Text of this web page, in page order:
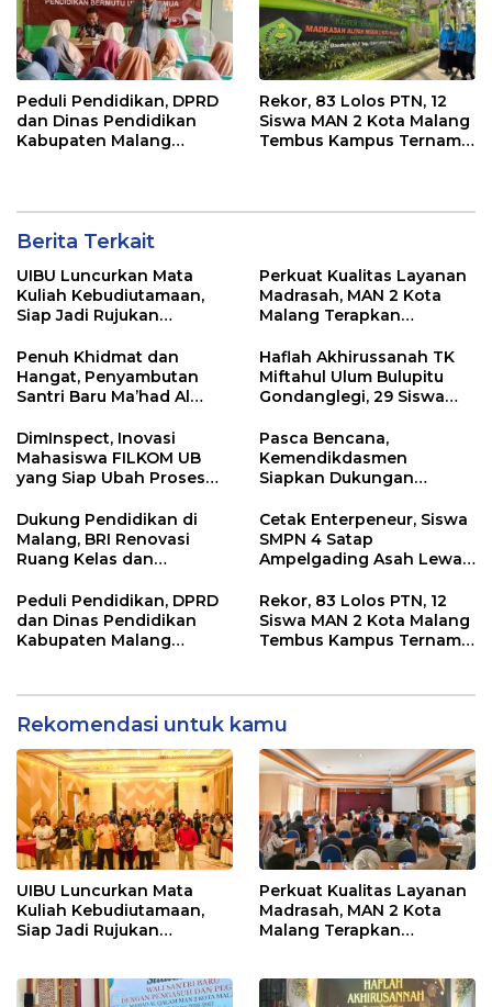
Peduli Pendidikan, DPRD
dan Dinas Pendidikan
Kabupaten Malang
Rekor, 83 Lolos PTN, 12
Siswa MAN 2 Kota Malang
Tembus Kampus Ternama
Berita Terkait
UIBU Luncurkan Mata
Kuliah Kebudiutamaan,
Siap Jadi Rujukan
Indonesia
Perkuat Kualitas Layanan
Madrasah, MAN 2 Kota
Malang Terapkan
Description Tenaga
Kependidikan
Penuh Khidmat dan
Hangat, Penyambutan
Santri Baru Ma’had Al
Tapel 2026/2027
Haflah Akhirussanah TK
Miftahul Ulum Bulupitu
Gondanglegi, 29 Siswa
DimInspect, Inovasi
Mahasiswa FILKOM UB
yang Siap Ubah Proses
Pasca Bencana,
Kemendikdasmen
Siapkan Dukungan
Baru bagi SDN 10 Linge
Dukung Pendidikan di
Malang, BRI Renovasi
Ruang Kelas dan
Bonang
Cetak Enterpeneur, Siswa
SMPN 4 Satap
Ampelgading Asah Lewat
Wirausaha Sejak Dini
Peduli Pendidikan, DPRD
dan Dinas Pendidikan
Kabupaten Malang
POKIR
Rekor, 83 Lolos PTN, 12
Siswa MAN 2 Kota Malang
Tembus Kampus Ternama
Rekomendasi untuk kamu
UIBU Luncurkan Mata
Kuliah Kebudiutamaan,
Siap Jadi Rujukan
Perkuat Kualitas Layanan
Madrasah, MAN 2 Kota
Malang Terapkan
Kependidikan